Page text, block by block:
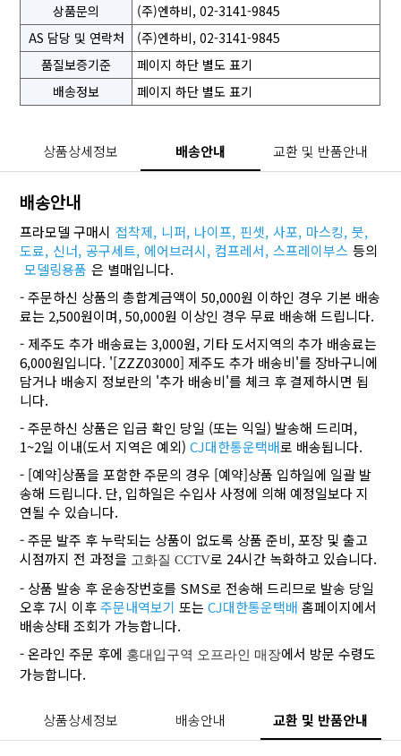
상품문의
(주)엔하비, 02-3141-9845
AS 담당 및 연락처
(주)엔하비, 02-3141-9845
품질보증기준
페이지 하단 별도 표기
배송정보
페이지 하단 별도 표기
상품상세정보 배송안내 교환 및 반품안내
배송안내
프라모델 구매시 접착제, 니퍼, 나이프, 핀셋, 사포, 마스킹, 붓,
도료, 신너, 공구세트, 에어브러시, 컴프레서, 스프레이부스 등의
모델링용품 은 별매입니다.
- 주문하신 상품의 총합계금액이 50,000원 이하인 경우 기본 배송
료는 2,500원이며, 50,000원 이상인 경우 무료 배송해 드립니다.
- 제주도 추가 배송료는 3,000원, 기타 도서지역의 추가 배송료는
6,000원입니다. '[ZZZ03000] 제주도 추가 배송비'를 장바구니에
담거나 배송지 정보란의 '추가 배송비'를 체크 후 결제하시면 됩
니다.
- 주문하신 상품은 입금 확인 당일 (또는 익일) 발송해 드리며,
1~2일 이내(도서 지역은 예외)CJ대한통운택배로 배송됩니다.
- [예약]상품을 포함한 주문의 경우 [예약]상품 입하일에 일괄 발
송해 드립니다. 단, 입하일은 수입사 사정에 의해 예정일보다 지
연될 수 있습니다.
- 주문 발주 후 누락되는 상품이 없도록 상품 준비, 포장 및 출고
시점까지 전 과정을 고화질 CCTV로 24시간 녹화하고 있습니다.
- 상품 발송 후 운송장번호를 SMS로 전송해 드리므로 발송 당일
오후 7시 이후주문내역보기 또는CJ대한통운택배 홈페이지에서
배송상태 조회가 가능합니다.
- 온라인 주문 후에 홍대입구역 오프라인 매장에서 방문 수령도
가능합니다.
상품상세정보 배송안내 교환 및 반품안내